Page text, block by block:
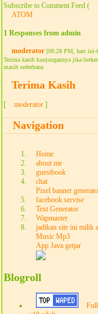
Subscribe to Comment Feed (
ATOM
1 Responses from admin
moderator [08:28 PM, hari ini-
Terima kasih kunjungannya jika
masih sederhana
Terima Kasih
[ moderator ]
Navigation
Home
about me
guestbook
chat
Pixel banner
facebook servise
Text Generator
Wapmaster
jadikan site ini milik
Music Mp3
App Java getjar
Blogroll